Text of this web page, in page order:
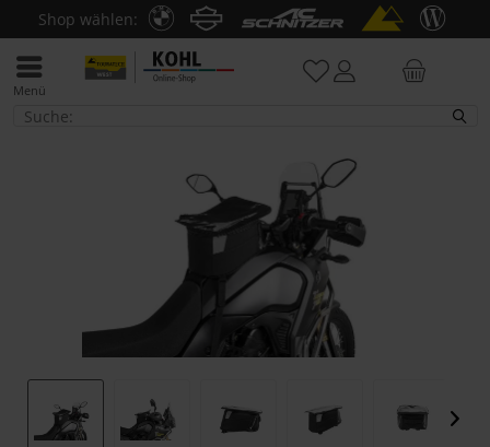
Shop wählen:
Menü
Tankrucksäcke